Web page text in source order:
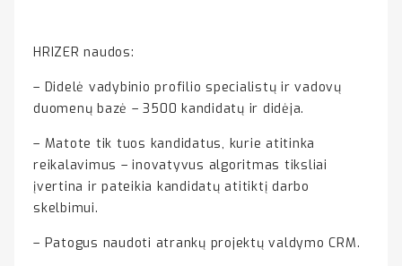
HRIZER naudos:
– Didelė vadybinio profilio specialistų ir vadovų
duomenų bazė – 3500 kandidatų ir didėja.
– Matote tik tuos kandidatus, kurie atitinka
reikalavimus – inovatyvus algoritmas tiksliai
įvertina ir pateikia kandidatų atitiktį darbo
skelbimui.
– Patogus naudoti atrankų projektų valdymo CRM.